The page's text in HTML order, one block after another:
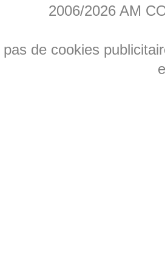
2006/2026 AM
pas de cookies